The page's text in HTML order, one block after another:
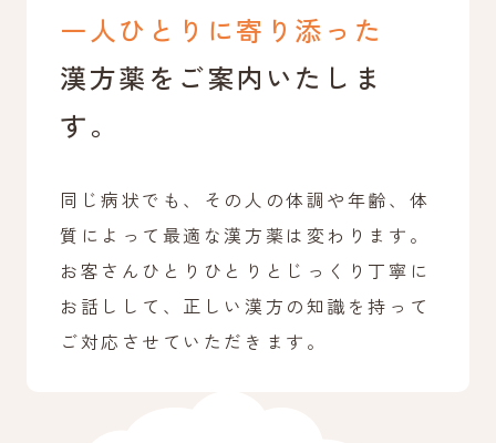
一人ひとりに寄り添った
漢方薬をご案内いたしま
す。
同じ病状でも、その人の体調や年齢、体
質によって最適な漢方薬は変わります。
お客さんひとりひとりとじっくり丁寧に
お話しして、正しい漢方の知識を持って
ご対応させていただきます。